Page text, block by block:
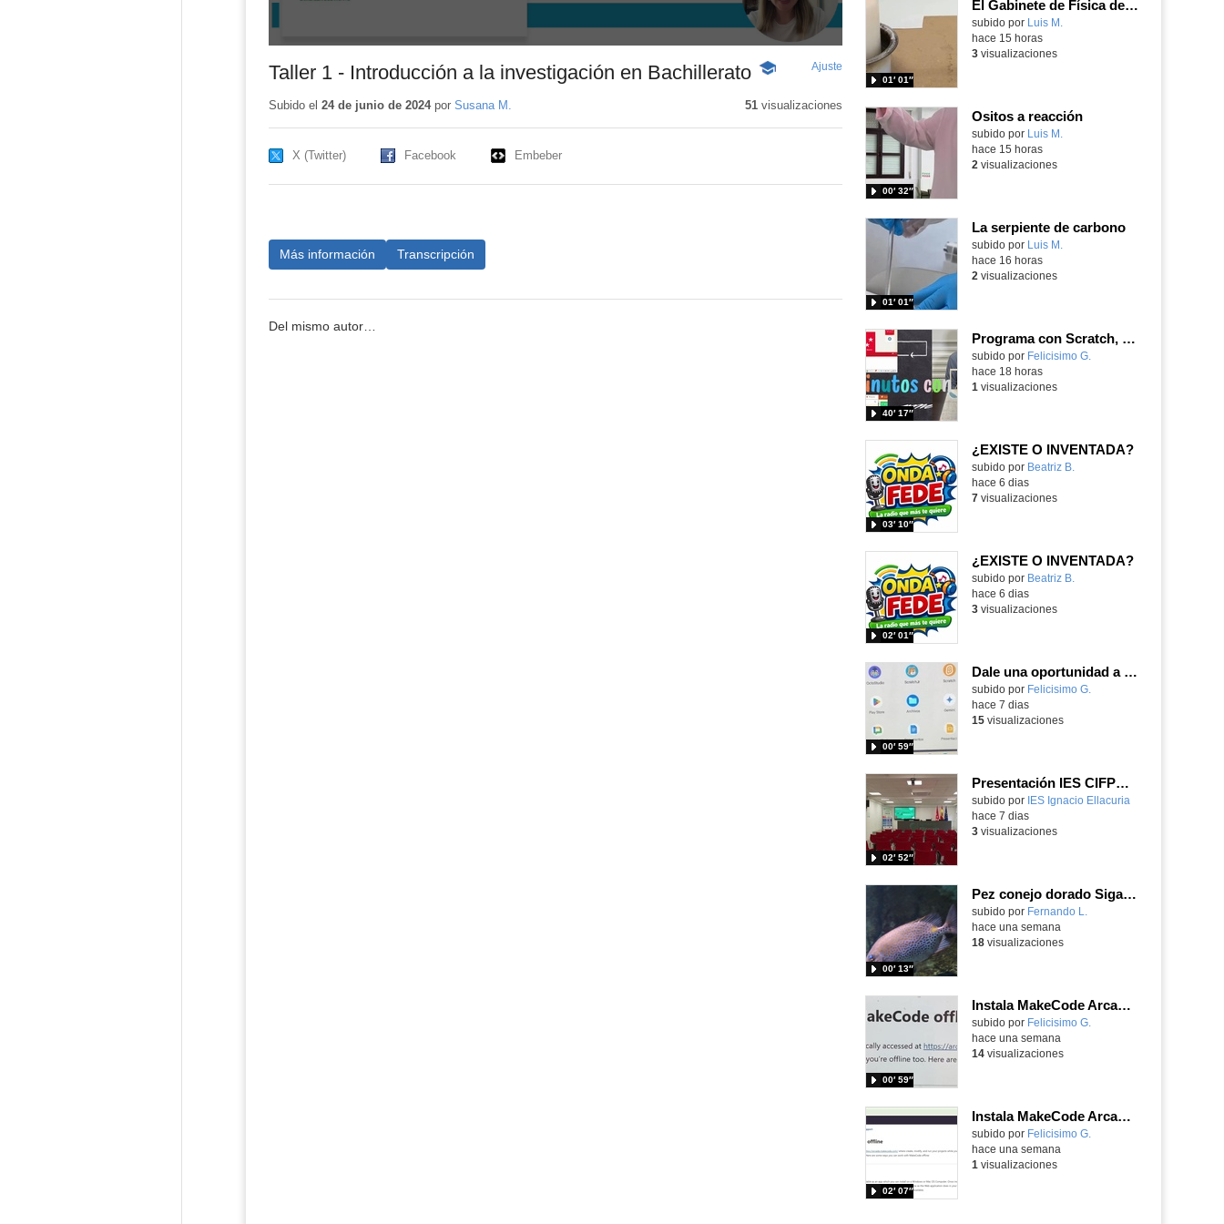
Taller 1 - Introducción a la investigación en Bachillerato -
educativo
Ajuste
pantalla
Subido el 24 de junio de 2024por Susana M. 51visualizaciones
X (Twitter) Facebook Embeber
Más información Transcripción
Del mismo autor…
El Gabinete de Física del IES Enrique Tierno Galván de Parla (Curso 25-26)
Contenido educativo.
subido por Luis M.
01′ 01″
hace 15 horas
3visualizaciones
Ositos a reacción
Contenido educativo.
subido por Luis M.
00′ 32″
hace 15 horas
2 visualizaciones
La serpiente de carbono
Contenido educativo.
subido por Luis M.
01′ 01″
hace 16 horas
2 visualizaciones
Programa con Scratch, 8 diferentes juegos para vivir la emoción de los partidos de España en el mundial 2026
Contenido educativo.
subido por Felicisimo G.
40′ 17″
hace 18 horas
1 visualizaciones
¿EXISTE O INVENTADA?
Contenido educativo.
subido por Beatriz B.
03′ 10″
hace 6 dias
7visualizaciones
¿EXISTE O INVENTADA?
Contenido educativo.
subido por Beatriz B.
02′ 01″
hace 6 dias
3visualizaciones
Dale una oportunidad a los Chromebooks y utiliza un proyector para realizar talleres si no tienes pantallas táctiles
Contenido educativo.
subido por Felicisimo G.
00′ 59″
hace 7 dias
15visualizaciones
Presentación IES CIFPD Ignacio Ellacuría
Contenido educativo.
subido por IES Ignacio Ellacuria
02′ 52″
hace 7 dias
3visualizaciones
Pez conejo dorado Siganus guttatus (Bloch, 1786)
Contenido educativo.
subido por Fernando L.
00′ 13″
hace una semana
18visualizaciones
Instala MakeCode Arcade para trabajar offline en tu tablet, ordenador, Chromebook
Contenido educativo.
subido por Felicisimo G.
00′ 59″
hace una semana
14visualizaciones
Instala MakeCode Arcade offline para programar grandes juegos sin necesidad de Internet
Contenido educativo.
subido por Felicisimo G.
02′ 07″
hace una semana
1 visualizaciones